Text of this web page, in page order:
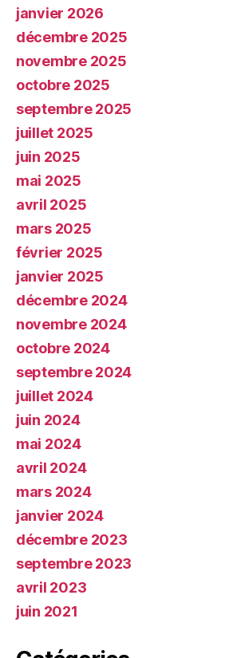
janvier 2026
décembre 2025
novembre 2025
octobre 2025
septembre 2025
juillet 2025
juin 2025
mai 2025
avril 2025
mars 2025
février 2025
janvier 2025
décembre 2024
novembre 2024
octobre 2024
septembre 2024
juillet 2024
juin 2024
mai 2024
avril 2024
mars 2024
janvier 2024
décembre 2023
septembre 2023
avril 2023
juin 2021